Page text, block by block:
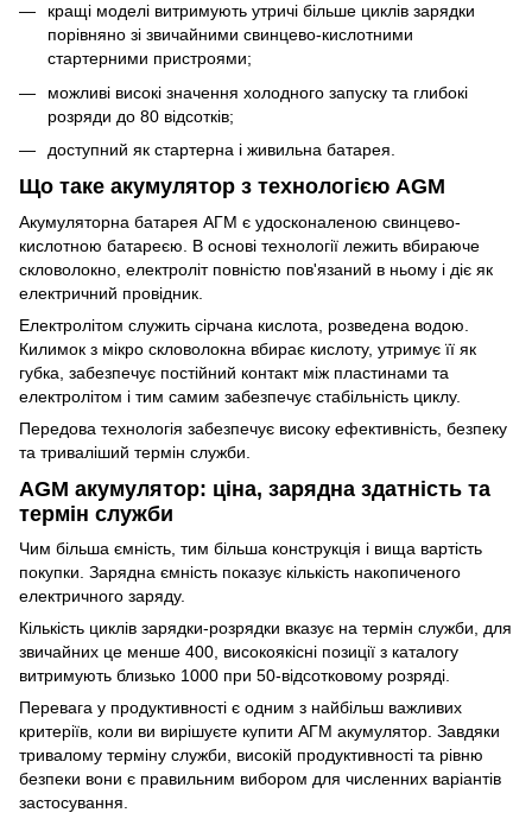
кращі моделі витримують утричі більше циклів зарядки
порівняно зі звичайними свинцево-кислотними
стартерними пристроями;
можливі високі значення холодного запуску та глибокі
розряди до 80 відсотків;
доступний як стартерна і живильна батарея.
Що таке акумулятор з технологією AGM
Акумуляторна батарея АГМ є удосконаленою свинцево-
кислотною батареєю. В основі технології лежить вбираюче
скловолокно, електроліт повністю пов'язаний в ньому і діє як
електричний провідник.
Електролітом служить сірчана кислота, розведена водою.
Килимок з мікро скловолокна вбирає кислоту, утримує її як
губка, забезпечує постійний контакт між пластинами та
електролітом і тим самим забезпечує стабільність циклу.
Передова технологія забезпечує високу ефективність, безпеку
та триваліший термін служби.
AGM акумулятор: ціна, зарядна здатність та
термін служби
Чим більша ємність, тим більша конструкція і вища вартість
покупки. Зарядна ємність показує кількість накопиченого
електричного заряду.
Кількість циклів зарядки-розрядки вказує на термін служби, для
звичайних це менше 400, високоякісні позиції з каталогу
витримують близько 1000 при 50-відсотковому розряді.
Перевага у продуктивності є одним з найбільш важливих
критеріїв, коли ви вирішуєте купити АГМ акумулятор. Завдяки
тривалому терміну служби, високій продуктивності та рівню
безпеки вони є правильним вибором для численних варіантів
застосування.